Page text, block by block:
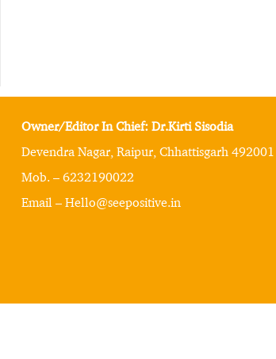
Owner/Editor In Chief: Dr.Kirti Sisodia
Devendra Nagar, Raipur, Chhattisgarh 492001
Mob. – 6232190022
Email – Hello@seepositive.in